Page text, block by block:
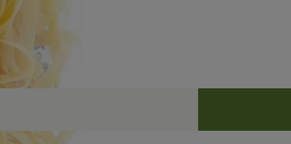
Recipes